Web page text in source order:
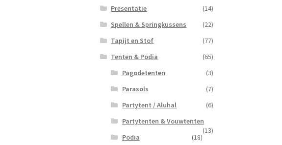
Presentatie
(14)
Spellen & Springkussens
(22)
Tapijt en Stof
(77)
Tenten & Podia
(65)
Pagodetenten
(3)
Parasols
(7)
Partytent / Aluhal
(6)
Partytenten & Vouwtenten
(13)
Podia
(18)